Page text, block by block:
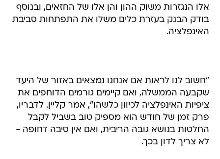
אלו הנגזרות משוק ההון והן אלו של החזאים, ובנוסף
בודק הבנק בעזרת כלים משלו את התפתחות סביבת
האינפלציה.
"חשוב לנו לראות אם אנחנו נמצאים באזור של היעד
שקבעה הממשלה, ואם קיימים גורמים הדוחפים את
ציפיות האינפלציה לכיוון כלשהו", אמר קליין. לדבריו,
פרק זמן של חודש הוא מספיק טוב בשביל לקבל
החלטות בנושא גובה הריבית, ואם אין סיבה דחופה -
לא צריך לדון בכך.